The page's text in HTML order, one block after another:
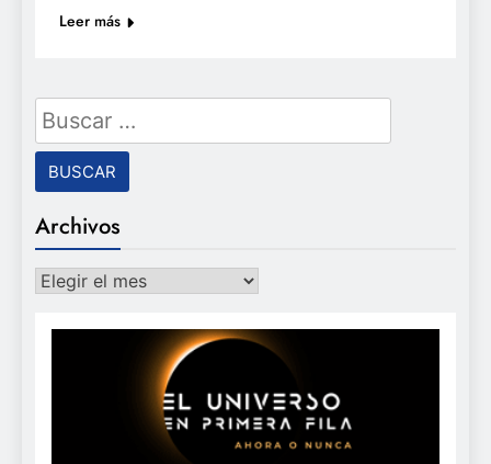
Leer más
Buscar:
Archivos
Archivos